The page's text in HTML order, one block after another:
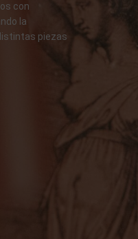
con
la
piezas